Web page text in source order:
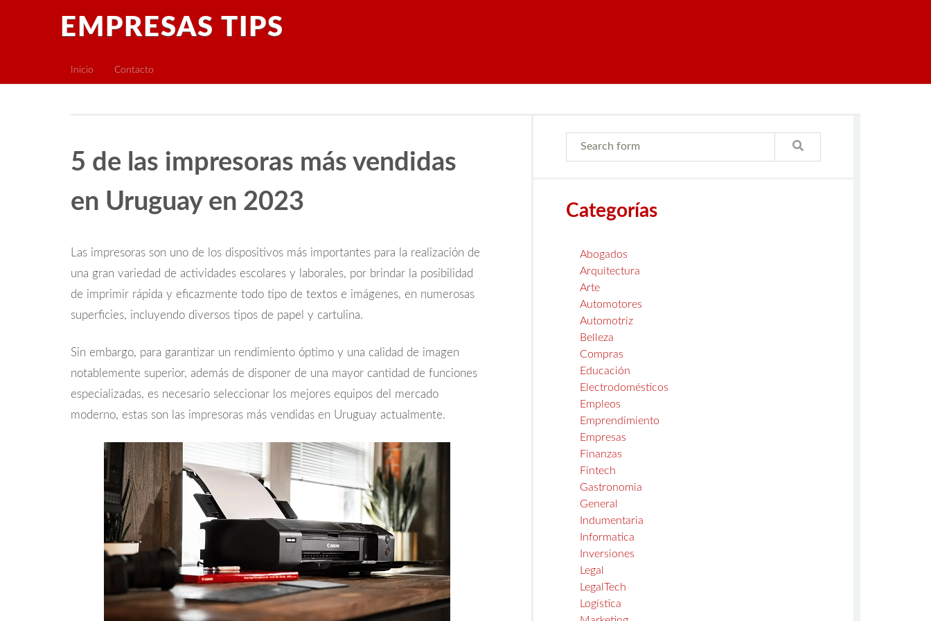
EMPRESAS TIPS
Inicio Contacto
5 de las impresoras más vendidas
en Uruguay en 2023
Las impresoras son uno de los dispositivos más importantes para la realización de
una gran variedad de actividades escolares y laborales, por brindar la posibilidad
de imprimir rápida y eficazmente todo tipo de textos e imágenes, en numerosas
superficies, incluyendo diversos tipos de papel y cartulina.
Sin embargo, para garantizar un rendimiento óptimo y una calidad de imagen
notablemente superior, además de disponer de una mayor cantidad de funciones
especializadas, es necesario seleccionar los mejores equipos del mercado
moderno, estas son las impresoras más vendidas en Uruguay actualmente.
Categorías
Abogados
Arquitectura
Arte
Automotores
Automotriz
Belleza
Compras
Educación
Electrodomésticos
Empleos
Emprendimiento
Empresas
Finanzas
Fintech
Gastronomia
General
Indumentaria
Informatica
Inversiones
Legal
LegalTech
Logística